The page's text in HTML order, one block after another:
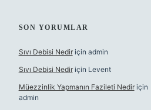
SON YORUMLAR
Sıvı Debisi Nediriçin admin
Sıvı Debisi Nediriçin Levent
Müezzinlik Yapmanın Fazileti Nediriçin
admin